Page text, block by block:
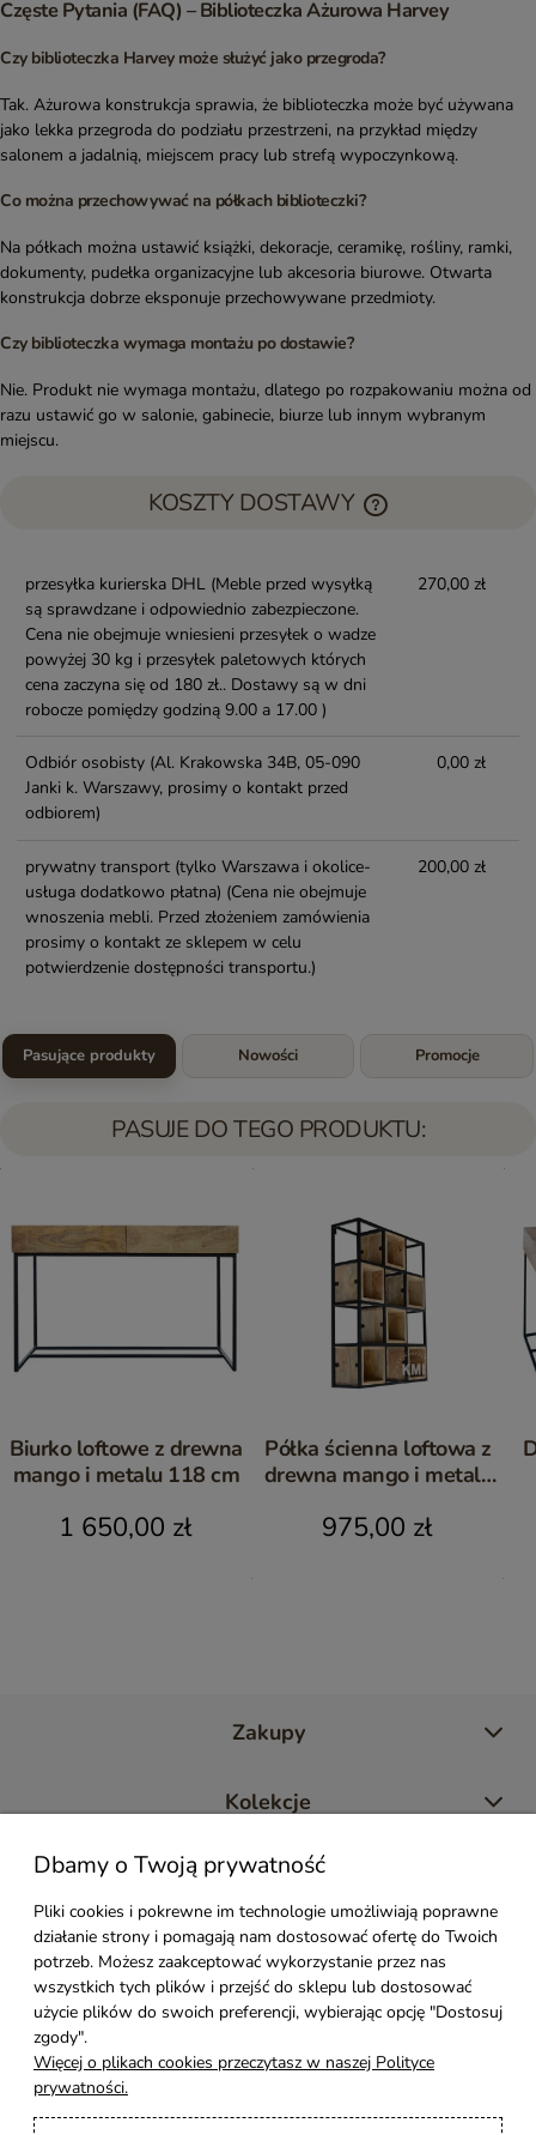
Częste Pytania (FAQ) – Biblioteczka Ażurowa Harvey
Czy biblioteczka Harvey może służyć jako przegroda?
Tak. Ażurowa konstrukcja sprawia, że biblioteczka może być używana
jako lekka przegroda do podziału przestrzeni, na przykład między
salonem a jadalnią, miejscem pracy lub strefą wypoczynkową.
Co można przechowywać na półkach biblioteczki?
Na półkach można ustawić książki, dekoracje, ceramikę, rośliny, ramki,
dokumenty, pudełka organizacyjne lub akcesoria biurowe. Otwarta
konstrukcja dobrze eksponuje przechowywane przedmioty.
Czy biblioteczka wymaga montażu po dostawie?
Nie. Produkt nie wymaga montażu, dlatego po rozpakowaniu można od
razu ustawić go w salonie, gabinecie, biurze lub innym wybranym
miejscu.
KOSZTY DOSTAWY
przesyłka kurierska DHL (Meble przed wysyłką
są sprawdzane i odpowiednio zabezpieczone.
Cena nie obejmuje wniesieni przesyłek o wadze
powyżej 30 kg i przesyłek paletowych których
cena zaczyna się od 180 zł.. Dostawy są w dni
robocze pomiędzy godziną 9.00 a 17.00 )
270,00 zł
Odbiór osobisty (Al. Krakowska 34B, 05-090
Janki k. Warszawy, prosimy o kontakt przed
odbiorem)
0,00 zł
prywatny transport (tylko Warszawa i okolice-
usługa dodatkowo płatna) (Cena nie obejmuje
wnoszenia mebli. Przed złożeniem zamówienia
prosimy o kontakt ze sklepem w celu
potwierdzenie dostępności transportu.)
200,00 zł
Pasujące produkty Nowości Promocje
PASUJE DO TEGO PRODUKTU:
Biurko loftowe z drewna
mango i metalu 118 cm
1 650,00 zł
Półka ścienna loftowa z
drewna mango i metalu
975,00 zł
Zakupy
Kolekcje
Moje konto
Pomoc
Styl Mebli
Rodzaje drewna
Dbamy o Twoją prywatność
Pliki cookies i pokrewne im technologie umożliwiają poprawne
działanie strony i pomagają nam dostosować ofertę do Twoich
potrzeb. Możesz zaakceptować wykorzystanie przez nas
wszystkich tych plików i przejść do sklepu lub dostosować
użycie plików do swoich preferencji, wybierając opcję "Dostosuj
zgody".
Więcej o plikach cookies przeczytasz w naszej Polityce
prywatności.